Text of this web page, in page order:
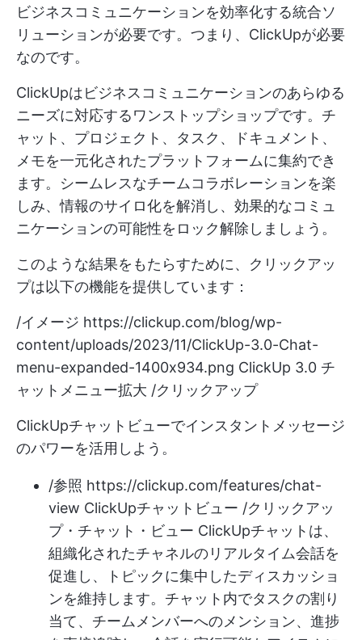
ビジネスコミュニケーションを効率化する統合ソ
リューションが必要です。つまり、ClickUpが必要
なのです。
ClickUpはビジネスコミュニケーションのあらゆる
ニーズに対応するワンストップショップです。チ
ャット、プロジェクト、タスク、ドキュメント、
メモを一元化されたプラットフォームに集約でき
ます。シームレスなチームコラボレーションを楽
しみ、情報のサイロ化を解消し、効果的なコミュ
ニケーションの可能性をロック解除しましょう。
このような結果をもたらすために、クリックアッ
プは以下の機能を提供しています：
/イメージ https://clickup.com/blog/wp-
content/uploads/2023/11/ClickUp-3.0-Chat-
menu-expanded-1400x934.png ClickUp 3.0 チ
ャットメニュー拡大 /クリックアップ
ClickUpチャットビューでインスタントメッセージ
のパワーを活用しよう。
/参照 https://clickup.com/features/chat-
view ClickUpチャットビュー /クリックアッ
プ・チャット・ビュー ClickUpチャットは、
組織化されたチャネルのリアルタイム会話を
促進し、トピックに集中したディスカッショ
ンを維持します。チャット内でタスクの割り
当て、チームメンバーへのメンション、進捗